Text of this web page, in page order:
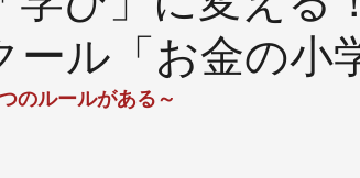
ル「お金の小
のルールがある～